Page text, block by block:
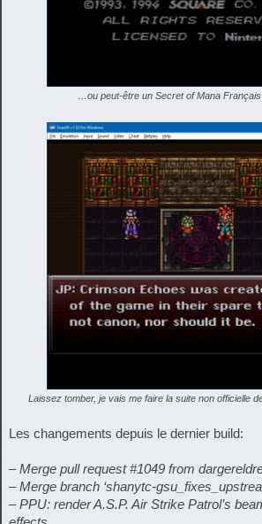
…ou peut-être un Secret of Mana
Laissez tomber, je vais me faire la suite non officielle
Les changements depuis le dernier build:
– Merge pull request #1049 from
– Merge branch ‘shanytc-
– PPU: render A.S.P. Air Strike Patrol’s